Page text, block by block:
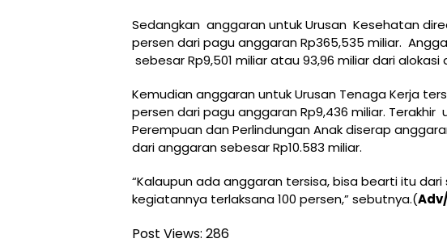
Sedangkan anggaran untuk Urusan Kesehatan
persen dari pagu anggaran Rp365,535 miliar.
sebesar Rp9,501 miliar atau 93,96 miliar dari alokasi
Kemudian anggaran untuk Urusan Tenaga Kerja
persen dari pagu anggaran Rp9,436 miliar. Terakhir
Perempuan dan Perlindungan Anak diserap
dari anggaran sebesar Rp10.583 miliar.
“Kalaupun ada anggaran tersisa, bisa bearti itu
kegiatannya terlaksana 100 persen,” sebutnya.(
Post Views: 286